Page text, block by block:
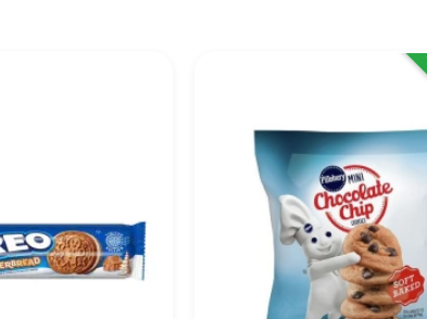
grâce à des protocoles de protection renforcés.
sous 24 à 48h ouvrées.